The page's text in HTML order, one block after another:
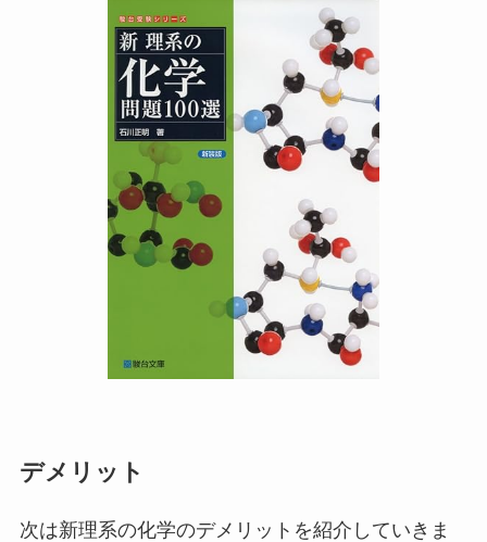
デメリット
次は新理系の化学のデメリットを紹介していきま